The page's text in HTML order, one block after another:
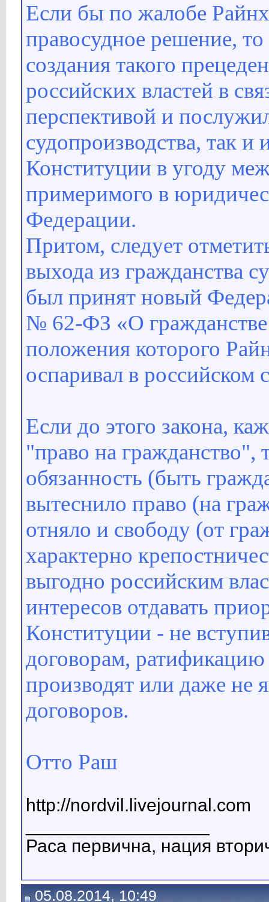
Если бы по жалобе
правосудное решение,
создания такого
российских властей в
перспективой и
судопроизводства, так
Конституции в угоду
примеримого в
Федерации.
Притом, следует
выхода из гражданства
был принят новый
№ 62-ФЗ «О
положения которого
оспаривал в российском
Если до этого закона,
"право на гражданство",
обязанность (быть
вытеснило право (на
отняло и свободу (от
характерно
выгодно российским
интересов отдавать
Конституции - не
договорам,
производят или даже не
договоров.
Отто Раш
http://nordvil.livejournal.com
Раса первична, нация
05.08.2014, 10:49